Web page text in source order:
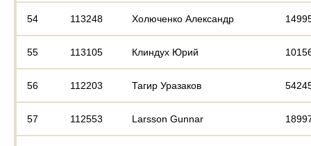
54 113248 Холюченко Александр
55 113105 Клиндух Юрий
56 112203 Тагир Уразаков
57 112553 Larsson Gunnar